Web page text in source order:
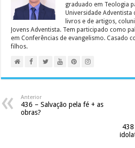
graduado em Teologia
Universidade Adventista
livros e de artigos,
Jovens Adventista. Tem participado como
em Conferências de evangelismo. Casado
filhos.
Anterior
436 – Salvação pela fé + as
obras?